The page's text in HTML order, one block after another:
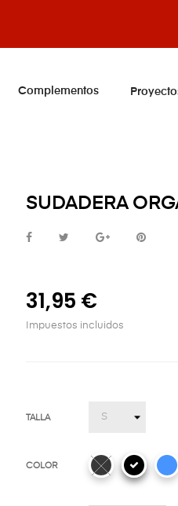
Complementos
SUDADERA
31,95 €
Impuestos incluidos
TALLA
COLOR